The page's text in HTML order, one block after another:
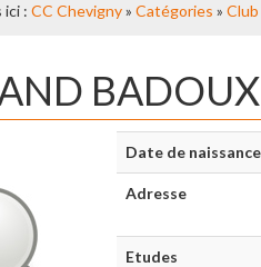
ici : CC Chevigny» Catégories » Club
BADOUX
Date de naissance
Adresse
Etudes